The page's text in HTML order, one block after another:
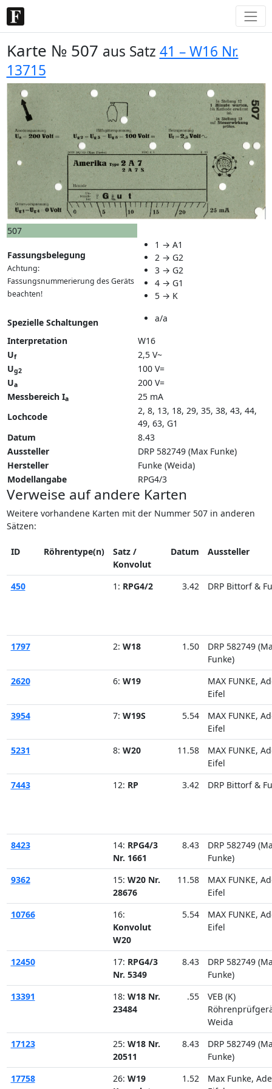
Karte № 507 aus Satz 41 – W16 Nr.
13715
507
Fassungsbelegung
Achtung:
Fassungsnummerierung des Geräts
beachten!
1 → A1
2 → G2
3 → G2
4 → G1
5 → K
Spezielle Schaltungen
a/a
Interpretation
W16
Uf
2,5 V~
Ug2
100 V=
Ua
200 V=
Messbereich Ia
25 mA
Lochcode
2, 8, 13, 18, 29, 35, 38, 43, 44,
49, 63, G1
Datum
8.43
Aussteller
DRP 582749 (Max Funke)
Hersteller
Funke (Weida)
Modellangabe
RPG4/3
Verweise auf andere Karten
Weitere vorhandene Karten mit der Nummer 507 in anderen
Sätzen:
ID Röhrentype(n)
Satz /
Konvolut
Datum Aussteller
450 1: RPG4/2 3.42 DRP Bittorf &
1797 2: W18 1.50
DRP 582749
Funke)
2620
6: W19
MAX FUNKE,
Eifel
3954
7: W19S 5.54
MAX FUNKE,
Eifel
5231
8: W20 11.58
MAX FUNKE,
Eifel
7443
12: RP 3.42 DRP Bittorf &
8423 14: RPG4/3
Nr. 1661
8.43
DRP 582749
Funke)
9362
15: W20 Nr.
28676
11.58
MAX FUNKE,
Eifel
10766
16:
Konvolut
W20
5.54
MAX FUNKE,
Eifel
12450 17: RPG4/3
Nr. 5349
8.43
DRP 582749
Funke)
13391
18: W18 Nr.
23484
.55
VEB (K)
Weida
17123
25: W18 Nr.
20511
8.43
DRP 582749
Funke)
17758
26: W19
1.52
Max Funke,